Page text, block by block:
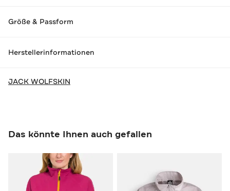
Größe & Passform
Herstellerinformationen
JACK WOLFSKIN
Das könnte Ihnen auch gefallen